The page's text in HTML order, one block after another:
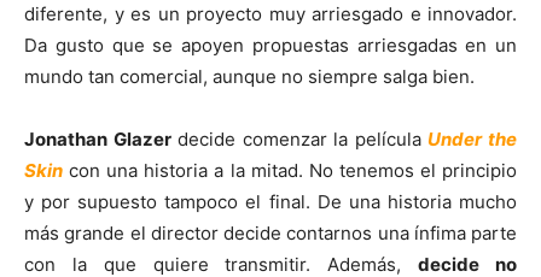
diferente, y es un proyecto muy arriesgado e innovador.
Da gusto que se apoyen propuestas arriesgadas en un
mundo tan comercial, aunque no siempre salga bien.
Jonathan Glazerdecide comenzar la películaUnder the
Skin con una historia a la mitad. No tenemos el principio
y por supuesto tampoco el final. De una historia mucho
más grande el director decide contarnos una ínfima parte
con la que quiere transmitir. Además,decide no